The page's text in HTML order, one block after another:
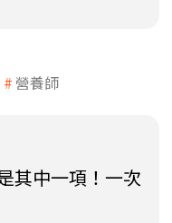
營養師
其中一項！一次